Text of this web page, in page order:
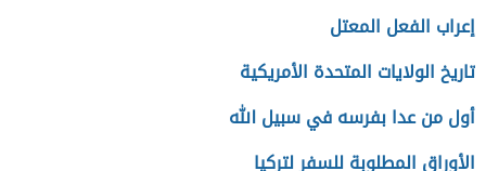
إعراب الفعل المعتل
تاريخ الولايات المتحدة الأمريكية
أول من عدا بفرسه في سبيل الله
الأوراق المطلوبة للسفر لتركيا